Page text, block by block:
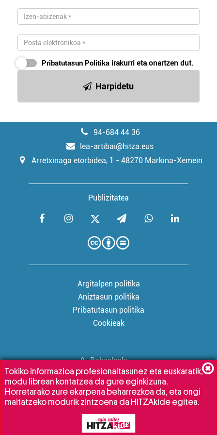
Pribatutasun Politika irakurri eta onartzen dut.
Harpidetu
94-684 44 36
lea-artibai@hitza.eus
Arretxinaga etorbidea, 1 - 48270 Markina-Xemein
Publizitatea
Argitalpen politika
Aniztasun politika
Pribatutasun politika
Cookieak
Babesleak:
Tokiko informazioa profesionaltasunez eta euskaratik,
modu librean kontatzea da gure eginkizuna.
Horretarako zure ekarpena beharrezkoa da, eta ongi
maitatzeko modurik zintzoena da HITZAkide egitea.